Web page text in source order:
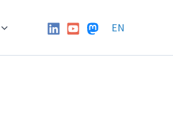
EN